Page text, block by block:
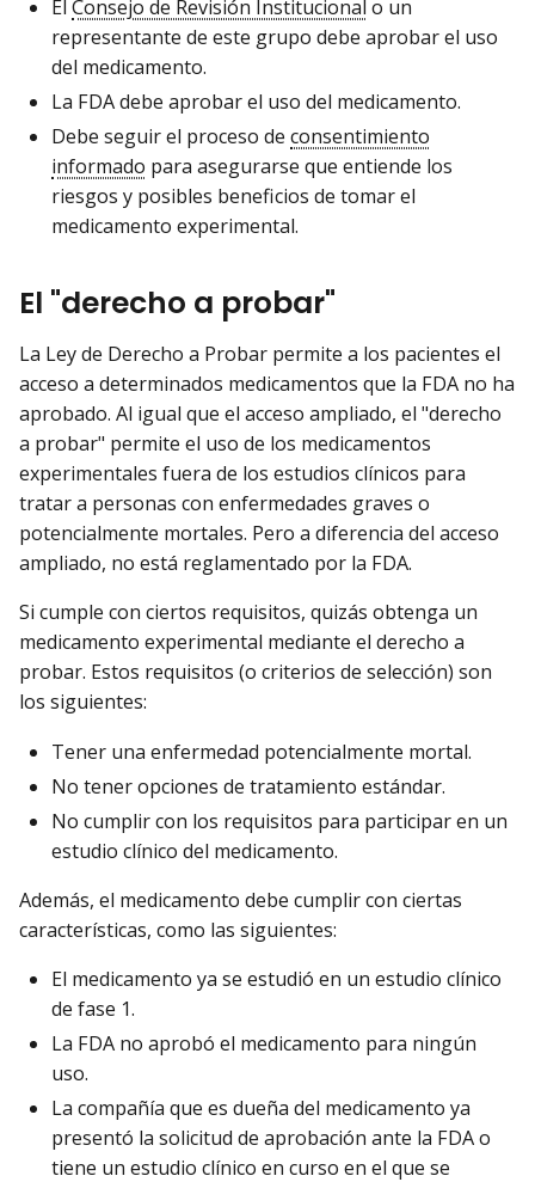
El Consejo de Revisión Institucional o un
representante de este grupo debe aprobar el uso
del medicamento.
La FDA debe aprobar el uso del medicamento.
Debe seguir el proceso de consentimiento
informado para asegurarse que entiende los
riesgos y posibles beneficios de tomar el
medicamento experimental.
El "derecho a probar"
La Ley de Derecho a Probar permite a los pacientes el
acceso a determinados medicamentos que la FDA no ha
aprobado. Al igual que el acceso ampliado, el "derecho
a probar" permite el uso de los medicamentos
experimentales fuera de los estudios clínicos para
tratar a personas con enfermedades graves o
potencialmente mortales. Pero a diferencia del acceso
ampliado, no está reglamentado por la FDA.
Si cumple con ciertos requisitos, quizás obtenga un
medicamento experimental mediante el derecho a
probar. Estos requisitos (o criterios de selección) son
los siguientes:
Tener una enfermedad potencialmente mortal.
No tener opciones de tratamiento estándar.
No cumplir con los requisitos para participar en un
estudio clínico del medicamento.
Además, el medicamento debe cumplir con ciertas
características, como las siguientes:
El medicamento ya se estudió en un estudio clínico
de fase 1.
La FDA no aprobó el medicamento para ningún
uso.
La compañía que es dueña del medicamento ya
presentó la solicitud de aprobación ante la FDA o
tiene un estudio clínico en curso en el que se